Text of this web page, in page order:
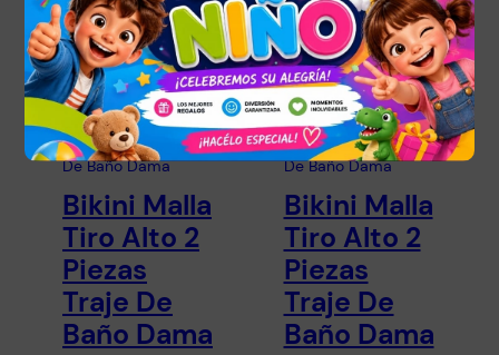
ROPA Y ACCESORIOS
TODOS LOS
ARTÍCULOS
Bikini Malla
Tiro Alto 2
Piezas
Traje De
Baño Dama
ROPA Y ACCESORIOS,
TODOS LOS
ARTÍCULOS
Bikini Malla
Tiro Alto 2
Piezas
Traje De
Baño Dama